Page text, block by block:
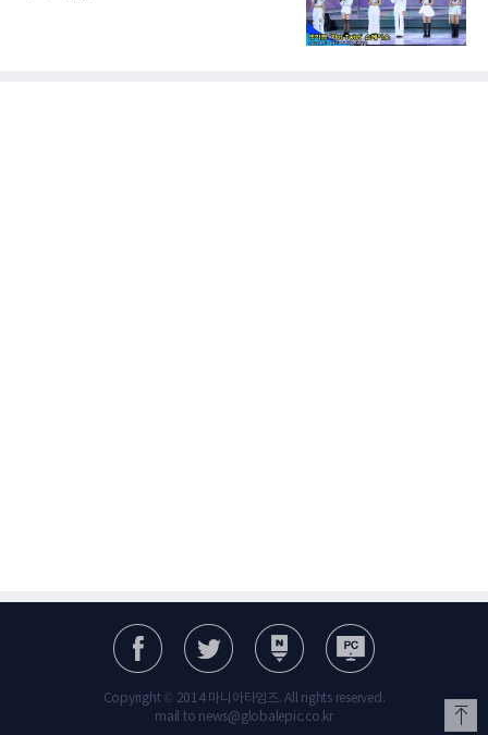
Copyright © 2014 마니아타임즈. All rights reserved.
mail to news@globalepic.co.kr